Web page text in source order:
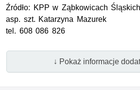
Źródło: KPP w Ząbkowicach Śląskich
asp. szt. Katarzyna Mazurek
tel. 608 086 826
↓ Pokaż informacje